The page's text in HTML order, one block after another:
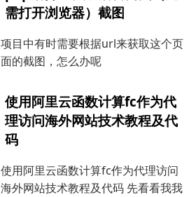
需打开浏览器）截图
项目中有时需要根据url来获取这个页
面的截图，怎么办呢
使用阿里云函数计算fc作为代
理访问海外网站技术教程及代
码
使用阿里云函数计算fc作为代理访问
海外网站技术教程及代码 先看看我我